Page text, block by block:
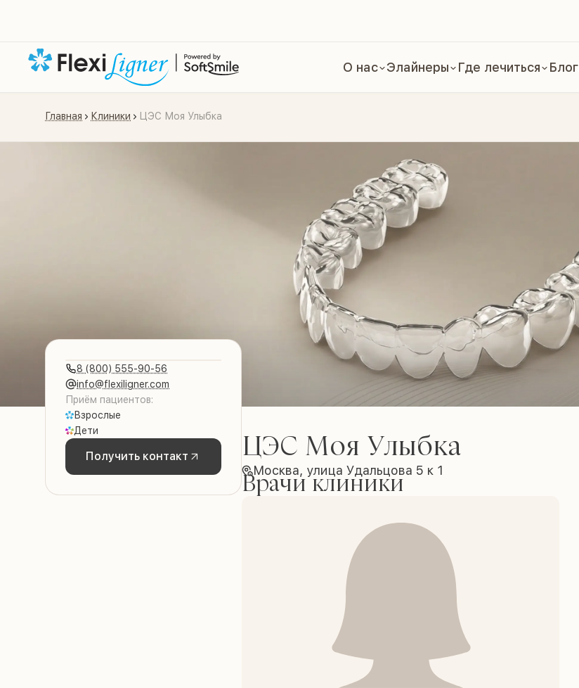
О нас Элайнеры Где лечиться Блог
Главная Клиники ЦЭС Моя Улыбка
8 (800) 555-90-56
info@flexiligner.com
Приём пациентов:
Взрослые
Дети
Получить контакт ЦЭС Моя Улыбка
Москва, улица Удальцова 5 к 1
Врачи клиники